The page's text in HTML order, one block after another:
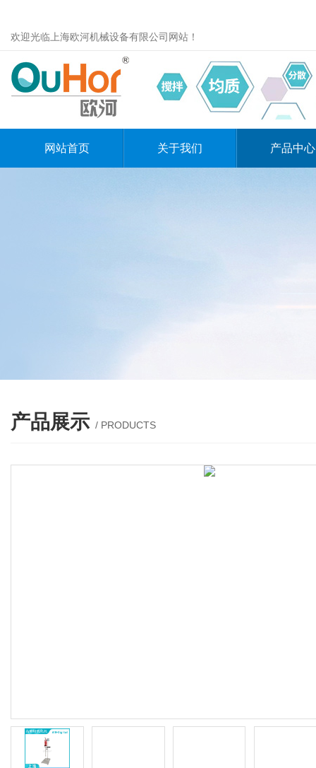
欢迎光临上海欧河机械设备有限公司网站！
网站首页 关于我们 产品中心
产品展示 / PRODUCTS